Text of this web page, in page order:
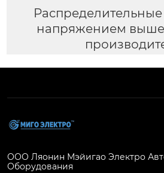
Распределительные
напряжением выше
ООО Ляонин Мэйигао Электро
Оборудования